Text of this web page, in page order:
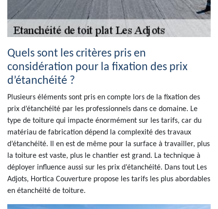
Quels sont les critères pris en
considération pour la fixation des prix
d’étanchéité ?
Plusieurs éléments sont pris en compte lors de la fixation des
prix d’étanchéité par les professionnels dans ce domaine. Le
type de toiture qui impacte énormément sur les tarifs, car du
matériau de fabrication dépend la complexité des travaux
d’étanchéité. Il en est de même pour la surface à travailler, plus
la toiture est vaste, plus le chantier est grand. La technique à
déployer influence aussi sur les prix d’étanchéité. Dans tout Les
Adjots, Hortica Couverture propose les tarifs les plus abordables
en étanchéité de toiture.